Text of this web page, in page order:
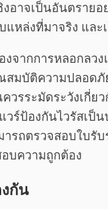
อาจเป็นอันตรายอ
แหล่งที่มาจริง แล
จากการหลอกลว
มบัติความปลอดภั
วรระมัดระวังเกี่ย
ร์ป้องกันไวรัสเป็
รถตรวจสอบใบรั
บความถูกต้อง
กัน